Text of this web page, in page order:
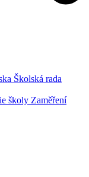
Školská rada
školy Zaměření